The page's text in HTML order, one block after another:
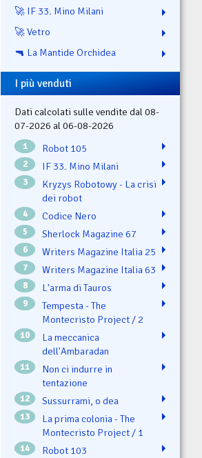
🚀 IF 33. Mino Milani
🚀 Vetro
🔫 La Mantide Orchidea
I più venduti
Dati calcolati sulle vendite dal 08-
07-2026 al 06-08-2026
1 Robot 105
2 IF 33. Mino Milani
3
Kryzys Robotowy - La crisi
dei robot
4 Codice Nero
5 Sherlock Magazine 67
6 Writers Magazine Italia 25
7 Writers Magazine Italia 63
8 L'arma di Tauros
9
Tempesta - The
Montecristo Project / 2
10
La meccanica
dell'Ambaradan
11
Non ci indurre in
tentazione
12 Sussurrami, o dea
13
La prima colonia - The
Montecristo Project / 1
14 Robot 103